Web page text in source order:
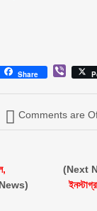
Share Viber
Comments are
(Next